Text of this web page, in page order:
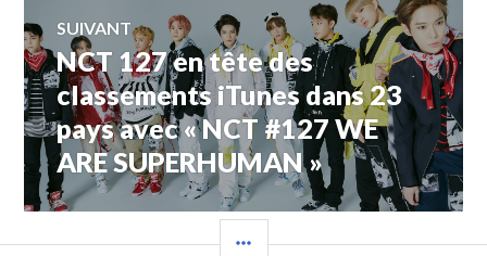
SUIVANT
Article
Suivant:
NCT 127 en tête des
classements iTunes dans 23
pays avec « NCT #127 WE
ARE SUPERHUMAN »